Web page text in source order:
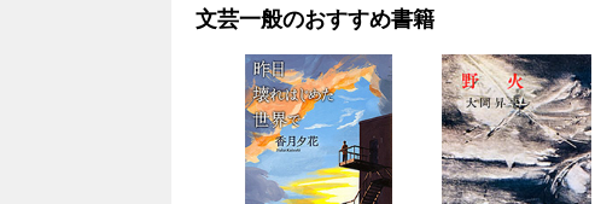
文芸一般のおすすめ書籍